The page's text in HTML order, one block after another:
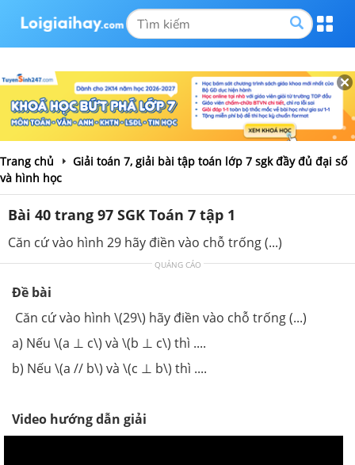
Trang chủ
Giải toán 7, giải bài tập toán lớp 7 sgk đầy đủ đại số
và hình học
Bài 40 trang 97 SGK Toán 7 tập 1
Căn cứ vào hình 29 hãy điền vào chỗ trống (...)
QUẢNG CÁO
Đề bài
Căn cứ vào hình \(29\) hãy điền vào chỗ trống (...)
a) Nếu \(a ⊥ c\) và \(b ⊥ c\) thì ....
b) Nếu \(a // b\) và \(c ⊥ b\) thì ....
Video hướng dẫn giải